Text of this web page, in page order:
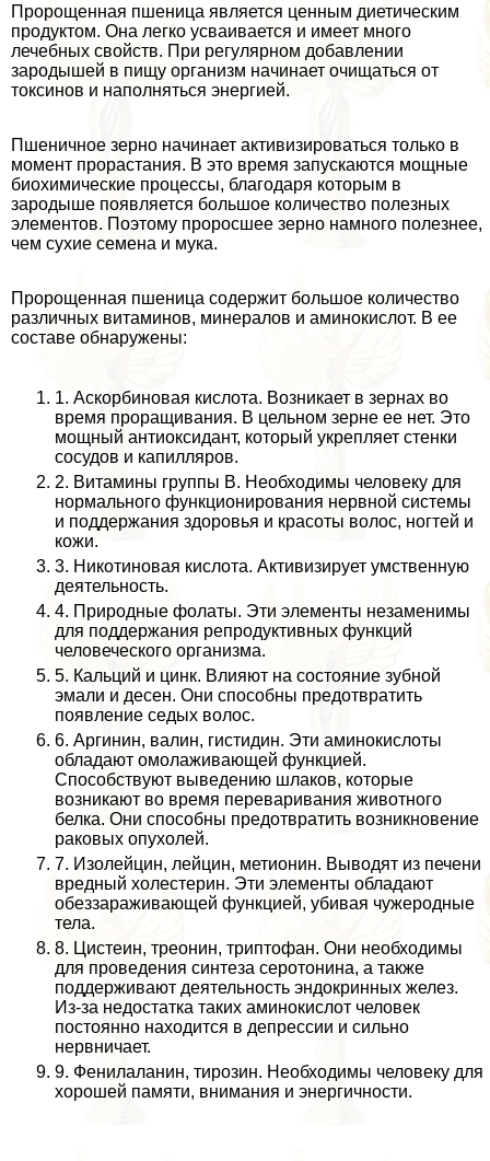
Пророщенная пшеница является ценным диетическим
продуктом. Она легко усваивается и имеет много
лечебных свойств. При регулярном добавлении
зародышей в пищу организм начинает очищаться от
токсинов и наполняться энергией.
Пшеничное зерно начинает активизироваться только в
момент прорастания. В это время запускаются мощные
биохимические процессы, благодаря которым в
зародыше появляется большое количество полезных
элементов. Поэтому проросшее зерно намного полезнее,
чем сухие семена и мука.
Пророщенная пшеница содержит большое количество
различных витаминов, минералов и аминокислот. В ее
составе обнаружены:
1. Аскорбиновая кислота. Возникает в зернах во
время проращивания. В цельном зерне ее нет. Это
мощный антиоксидант, который укрепляет стенки
сосудов и капилляров.
2. Витамины группы В. Необходимы человеку для
нормального функционирования нервной системы
и поддержания здоровья и красоты волос, ногтей и
кожи.
3. Никотиновая кислота. Активизирует умственную
деятельность.
4. Природные фолаты. Эти элементы незаменимы
для поддержания репродуктивных функций
человеческого организма.
5. Кальций и цинк. Влияют на состояние зубной
эмали и десен. Они способны предотвратить
появление седых волос.
6. Аргинин, валин, гистидин. Эти аминокислоты
обладают омолаживающей функцией.
Способствуют выведению шлаков, которые
возникают во время переваривания животного
белка. Они способны предотвратить возникновение
paковых опухолей.
7. Изолейцин, лейцин, метионин. Выводят из печени
вредный холестерин. Эти элементы обладают
обеззараживающей функцией, убивая чужеродные
тела.
8. Цистеин, треонин, триптофан. Они необходимы
для проведения синтеза серотонина, а также
поддерживают деятельность эндокринных желез.
Из-за недостатка таких аминокислот человек
постоянно находится в депрессии и сильно
нервничает.
9. Фенилаланин, тирозин. Необходимы человеку для
хорошей памяти, внимания и энергичности.